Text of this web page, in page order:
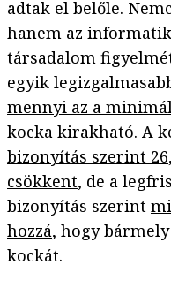
adtak el belőle.
hanem az
társadalom
egyik
mennyi az a
kocka kirakható. A
bizonyítás szerint 26
csökkent, de a
bizonyítás szerint
hozzá, hogy
kockát.